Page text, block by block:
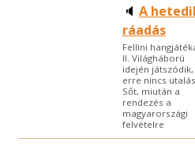
🔈 A
ráadás
Fellini
II. Világháború
idején
erre nincs utalás.
Sőt, miután a
rendezés a
magyarországi
felvételre